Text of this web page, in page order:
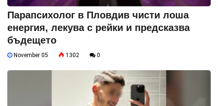
Парапсихолог в Пловдив чисти лоша
енергия, лекува с рейки и предсказва
бъдещето
November 05 1302 0